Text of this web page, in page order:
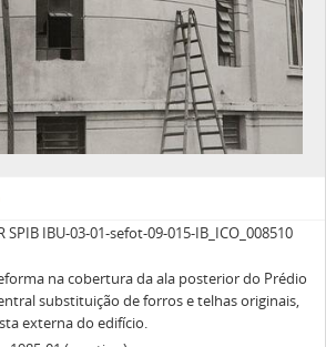
SPIB IBU-03-01-sefot-09-015-IB_ICO_008510
na cobertura da ala posterior do Prédio
substituição de forros e telhas originais,
externa do edifício.